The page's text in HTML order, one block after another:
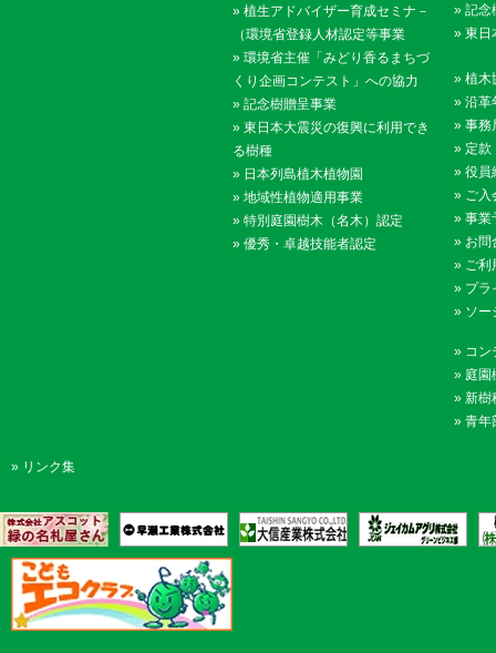
» 植生アドバイザー育成セミナ－
（環境省登録人材認定等事業
» 環境省主催「みどり香るまちづ
くり企画コンテスト」への協力
» 記念樹贈呈事業
» 東日本大震災の復興に利用でき
る樹種
» 日本列島植木植物園
» 地域性植物適用事業
» 特別庭園樹木（名木）認定
» 優秀・卓越技能者認定
» 記念
» 東日
» 植木
» 沿革
» 事務
» 定款
» 役員
» ご入
» 事業
» お問
» ご利
» プラ
» ソー
» コン
» 庭園
» 新樹
» 青年
» リンク集